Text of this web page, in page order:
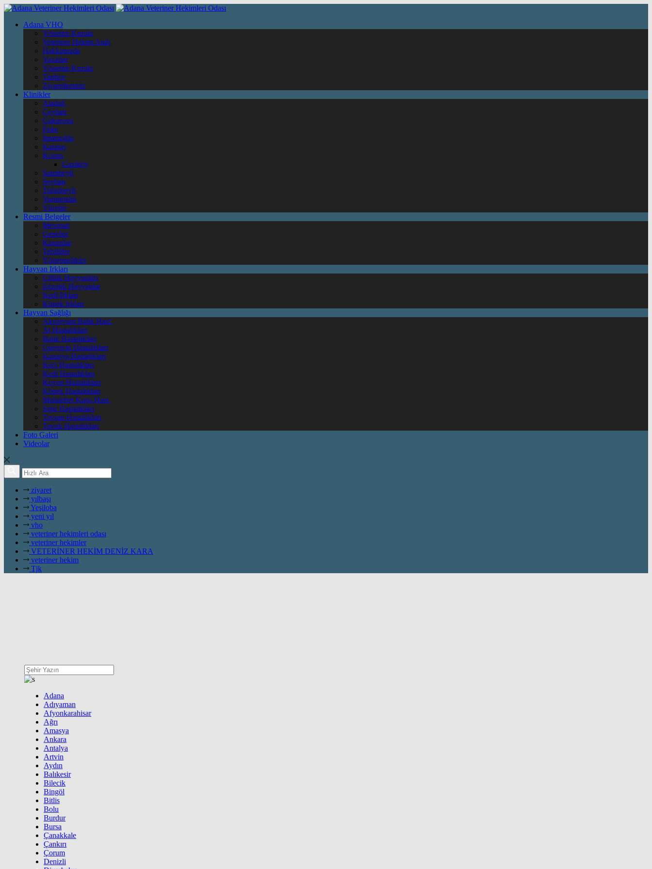
Adana VHO
Yönetim Kurulu
Veteriner Hekim Andı
Hakkımızda
Yazarlar
Yönetim Kurulu
Tarihçe
Ziyaretlerimiz
Klinikler
Aladağ
Ceyhan
Çukurova
Feke
İmamoğlu
Karataş
Kozan
Gaziköy
Saimbeyli
Seyhan
Tufanbeyli
Yumurtalık
Yüreğir
Resmi Belgeler
Mevzuat
Genelge
Kanunlar
Tebliğler
Yönetmelikler
Hayvan Irkları
Çiftlik Hayvanları
Egzotik Hayvanlar
Kedi Irkları
Köpek Irkları
Hayvan Sağlığı
Akvaryum Balık Hast.
At Hastalıkları
Balık Hastalıkları
Güvercin Hastalıkları
Kanarya Hastalıkları
Keçi Hastalıkları
Kedi Hastalıkları
Koyun Hastalıkları
Köpek Hastalıkları
Muhabbet Kuşu Hast.
Sığır Hastalıkları
Tavşan Hastalıkları
Tavuk Hastalıkları
Foto Galeri
Videolar
ziyaret
yılbaşı
Yeşiloba
yeni yıl
vho
veteriner hekimleri odası
veteriner hekimler
VETERİNER HEKİM DENİZ KARA
veteriner hekim
Tjk
Adana
Adıyaman
Afyonkarahisar
Ağrı
Amasya
Ankara
Antalya
Artvin
Aydın
Balıkesir
Bilecik
Bingöl
Bitlis
Bolu
Burdur
Bursa
Çanakkale
Çankırı
Çorum
Denizli